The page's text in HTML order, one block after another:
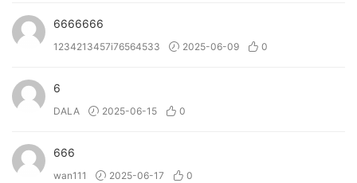
Expanseis an extensive and intuitive multi-effect that
breathes life into any sound by adding character, space
→ What can Evolve Alloy do?
powerful quad-engine.
• Morph sounds in real time with the expressive XY Pad.
6666666
1234213457i76564533 2025-06-09 0
6
DALA 2025-06-15 0
666
wan111 2025-06-17 0